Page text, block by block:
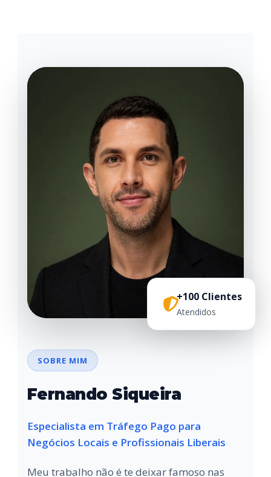
+100 Clientes
Atendidos
SOBRE MIM
Fernando Siqueira
Especialista em Tráfego Pago para
Negócios Locais e Profissionais Liberais
Meu trabalho não é te deixar famoso nas